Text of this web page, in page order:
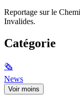
Reportage sur le
Invalides.
Catégorie
🗞
News
Voir moins